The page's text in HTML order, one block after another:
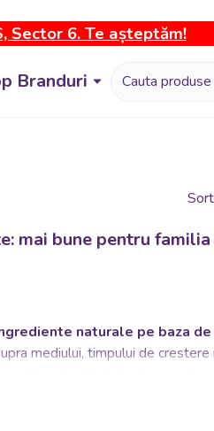
Sector 6. Te așteptăm!
Branduri
mai bune pentru
naturale pe baza
mediului, timpului de
mediul si copiii nostri, toate